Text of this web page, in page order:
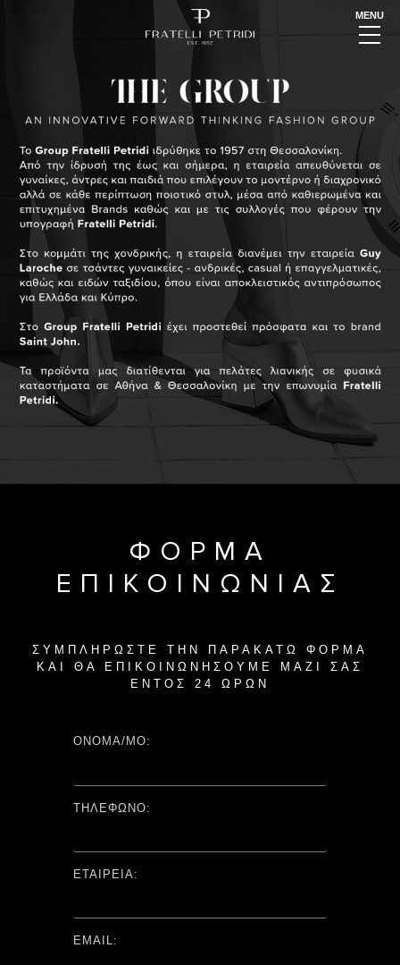
ΦΟΡΜΑ
ΕΠΙΚΟΙΝΩΝΙΑΣ
ΣΥΜΠΛΗΡΩΣΤΕ ΤΗΝ ΠΑΡΑΚΑΤΩ ΦΟΡΜΑ
ΚΑΙ ΘΑ ΕΠΙΚΟΙΝΩΝΗΣΟΥΜΕ ΜΑΖΙ ΣΑΣ
ΕΝΤΟΣ 24 ΩΡΩΝ
ΟΝΟΜΑ/ΜΟ:
ΤΗΛΕΦΩΝΟ:
ΕΤΑΙΡΕΙΑ:
EMAIL: